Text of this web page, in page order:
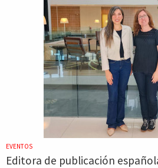
EVENTOS
Editora de publicación